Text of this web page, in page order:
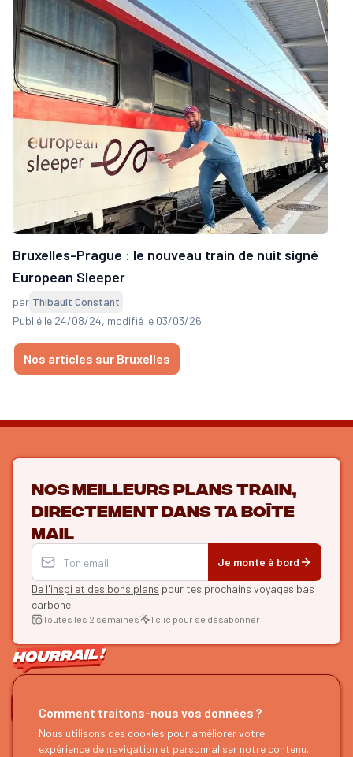
Bruxelles-Prague : le nouveau train de nuit signé
European Sleeper
par Thibault Constant
Publié le 24/08/24, modifié le 03/03/26
Nos articles sur Bruxelles
Nos meilleurs plans train,
directement dans ta boîte
mail
Je monte à bord
De l'inspi et des bons plans pour tes prochains voyages bas
carbone
Toutes les 2 semaines 1 clic pour se désabonner
ON SE SUIT ?
HOURRAIL !
À propos
EXPLORER
Recherche d'itinéraires
Comment traitons-nous vos données ?
Nous utilisons des cookies pour améliorer votre
expérience de navigation et personnaliser notre contenu.